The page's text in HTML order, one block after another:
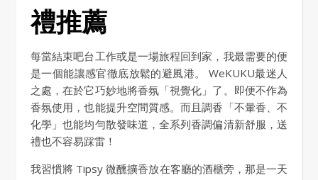
禮推薦
每當結束吧台工作或是一場旅程回到家，我最需要的便
是一個能讓感官徹底放鬆的避風港。 WeKUKU最迷人
之處，在於它巧妙地將香氛「視覺化」了。即便不作為
香氛使用，也能提升空間質感。而且調香「不暈香、不
化學」也能均勻散發味道，全系列香調偏清新舒服，送
禮也不容易踩雷！
我習慣將 Tipsy 微醺擴香放在客廳的酒櫃旁，那是一天